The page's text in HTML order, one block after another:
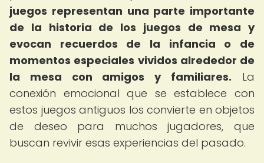
juegos representan una parte importante
de la historia de los juegos de mesa y
evocan recuerdos de la infancia o de
momentos especiales vividos alrededor de
la mesa con amigos y familiares. La
conexión emocional que se establece con
estos juegos antiguos los convierte en objetos
de deseo para muchos jugadores, que
buscan revivir esas experiencias del pasado.